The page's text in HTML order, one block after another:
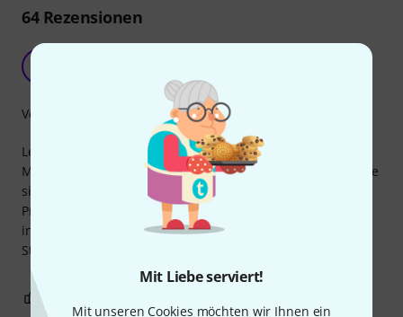
Mit Liebe serviert!
Mit unseren Cookies möchten wir Ihnen ein
64Rezensionen
Leicht, schlankes Packmaß, stabil, robust, gutes Handling.
Mehr braucht es für mich nicht als Distanzstange. Ich nutze
sie für Tops, die zwischen 11 - 20 KG wiegen. Keinerlei
Probleme. Für mich ist übrigens nur der M20 Anschluss
interessant. Trotzdem gut zu wissen, dass man mit dieser
Stange auch 35mm Aufnahme nutzen könnte.
Verarbeitung